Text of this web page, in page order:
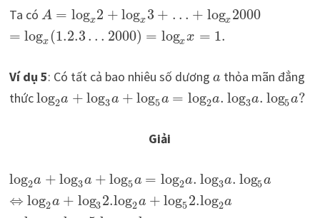
Ta có A = logx2 + logx 3 + … + logx 2000
= logx (1.2.3 … 2000) = logxx = 1.
Ví dụ 5: Có tất cả bao nhiêu số dương a thỏa mãn đẳng
thứclog2a + log3a + log5a = log2a. log3a. log5a?
Giải
log2a + log3a + log5a = log2a. log3a. log5a
⇔ log2a + log32.log2a + log52.log2a